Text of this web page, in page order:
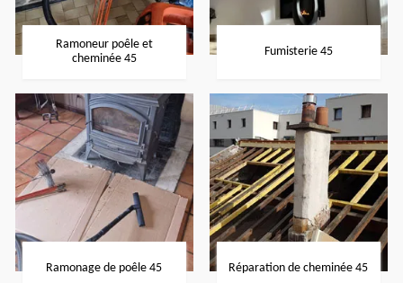
Ramoneur poêle et
cheminée 45
Fumisterie 45
Ramonage de poêle 45 Réparation de cheminée 45